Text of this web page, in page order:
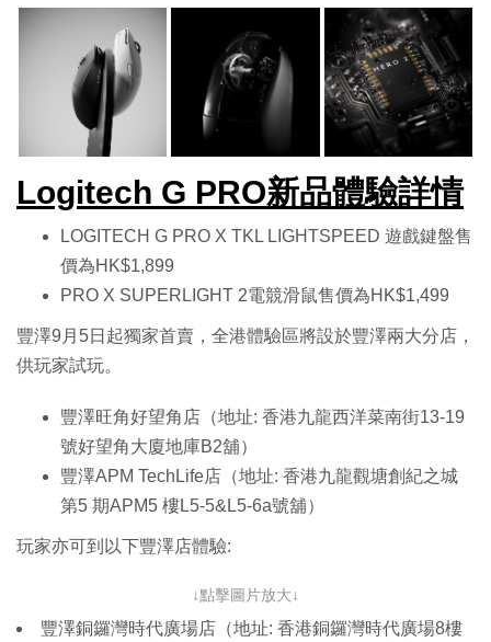
Logitech G PRO新品體驗詳情
LOGITECH G PRO X TKL LIGHTSPEED 遊戲鍵盤售
價為HK$1,899
PRO X SUPERLIGHT 2電競滑鼠售價為HK$1,499
豐澤9月5日起獨家首賣，全港體驗區將設於豐澤兩大分店，
供玩家試玩。
豐澤旺角好望角店（地址: 香港九龍西洋菜南街13-19
號好望角大廈地庫B2舖）
豐澤APM TechLife店（地址: 香港九龍觀塘創紀之城
第5 期APM5 樓L5-5&L5-6a號舖）
玩家亦可到以下豐澤店體驗:
↓點擊圖片放大↓
豐澤銅鑼灣時代廣場店（地址: 香港銅鑼灣時代廣場8樓